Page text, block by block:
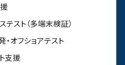
テスト（多端末検証）
・オフショアテスト
支援